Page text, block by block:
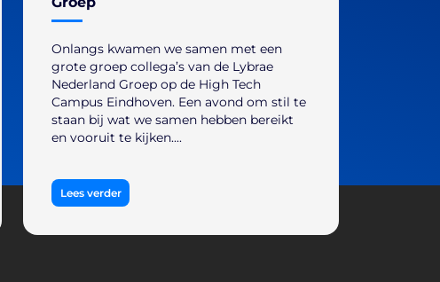
Onlangs kwamen we samen met een
grote groep collega’s van de Lybrae
Nederland Groep op de High Tech
Campus Eindhoven. Een avond om stil te
staan bij wat we samen hebben bereikt
en vooruit te kijken....
Lees verder